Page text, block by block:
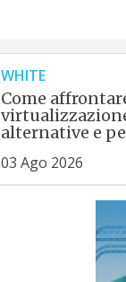
WHITE
Come
alternative e
03 Ago 2026